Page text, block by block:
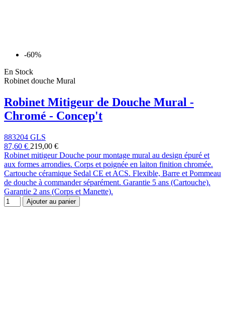
-60%
En Stock
Robinet douche Mural
Robinet Mitigeur de Douche Mural -
Chromé - Concep't
883204 GLS
87,60 € 219,00 €
Robinet mitigeur Douche pour montage mural au design épuré et
aux formes arrondies. Corps et poignée en laiton finition chromée.
Cartouche céramique Sedal CE et ACS. Flexible, Barre et Pommeau
de douche à commander séparément. Garantie 5 ans (Cartouche).
Garantie 2 ans (Corps et Manette).
Ajouter au panier